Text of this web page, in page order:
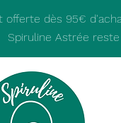
offerte dès 95€
Spiruline Astrée